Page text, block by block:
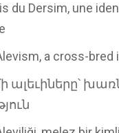
du Dersim, une
a cross-bred
ալեւիները՝